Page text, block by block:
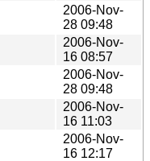
2006-Nov-
28 09:48
2006-Nov-
16 08:57
2006-Nov-
28 09:48
2006-Nov-
16 11:03
2006-Nov-
16 12:17